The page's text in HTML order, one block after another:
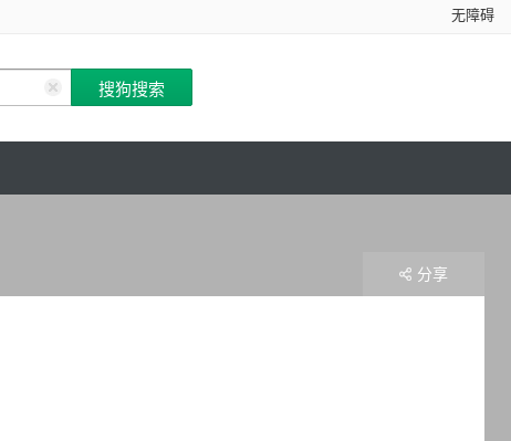
无障碍
分享